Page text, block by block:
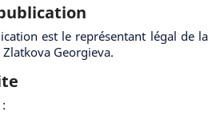
est le représentant légal de la
Georgieva.